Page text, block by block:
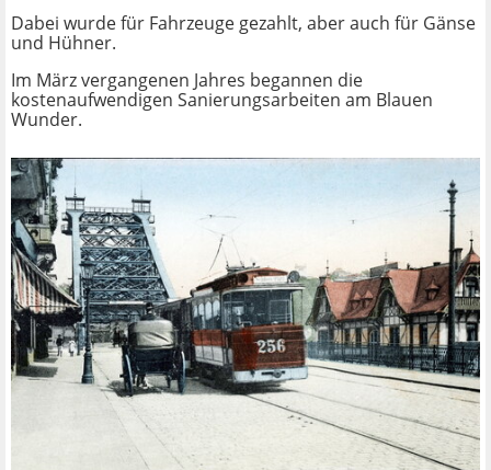
Dabei wurde für Fahrzeuge gezahlt, aber auch für Gänse
und Hühner.
Im März vergangenen Jahres begannen die
kostenaufwendigen Sanierungsarbeiten am Blauen
Wunder.